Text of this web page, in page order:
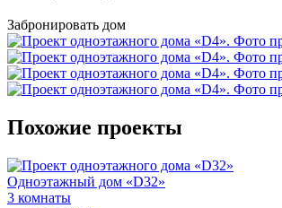
Забронировать дом
Похожие проекты
Одноэтажный дом «D32»
3 комнаты